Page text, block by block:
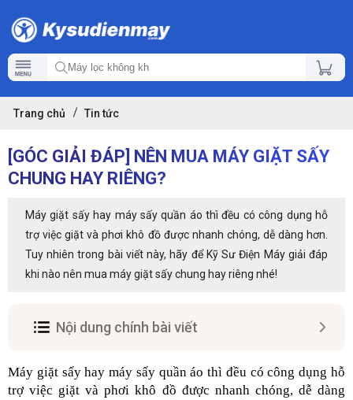
Trang chủ Tin tức
[GÓC GIẢI ĐÁP] NÊN MUA MÁY GIẶT SẤY
CHUNG HAY RIÊNG?
Máy giặt sấy hay máy sấy quần áo thì đều có công dụng hỗ
trợ việc giặt và phơi khô đồ được nhanh chóng, dễ dàng hơn.
Tuy nhiên trong bài viết này, hãy để Kỹ Sư Điện Máy giải đáp
khi nào nên mua máy giặt sấy chung hay riêng nhé!
Nội dung chính bài viết
Máy giặt sấy hay máy sấy quần áo thì đều có công dụng hỗ
trợ việc giặt và phơi khô đồ được nhanh chóng, dễ dàng